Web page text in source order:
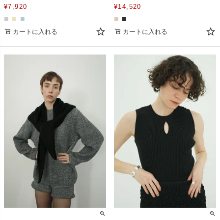
¥7,920
■ ■ ■
カートに入れる
¥14,520
■ ■
カートに入れる